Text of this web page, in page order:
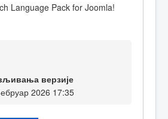
Language Pack for Joomla!
верзије
2026 17:35